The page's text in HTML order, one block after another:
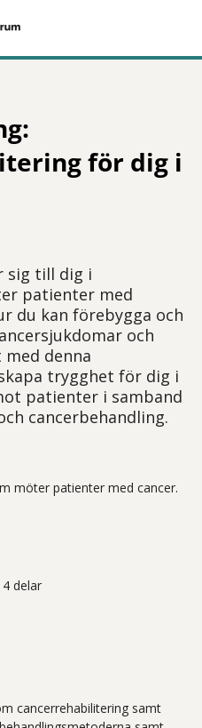
för dig i
sig till dig i
patienter med
du kan förebygga och
och
denna
trygghet för dig i
patienter i samband
cancerbehandling.
möter patienter med cancer.
delar
cancerrehabilitering samt